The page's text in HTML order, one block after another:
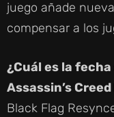
juego añade
compensar a los
¿Cuál es la
Assassin’s
Black Flag